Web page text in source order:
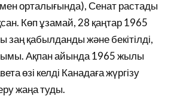
орталығында), Сенат растады
Көп ұзамай, 28 қаңтар 1965
заң қабылданды және бекітілді,
Ақпан айында 1965 жылы
өзі келді Канадаға жүргізу
жаңа туды.